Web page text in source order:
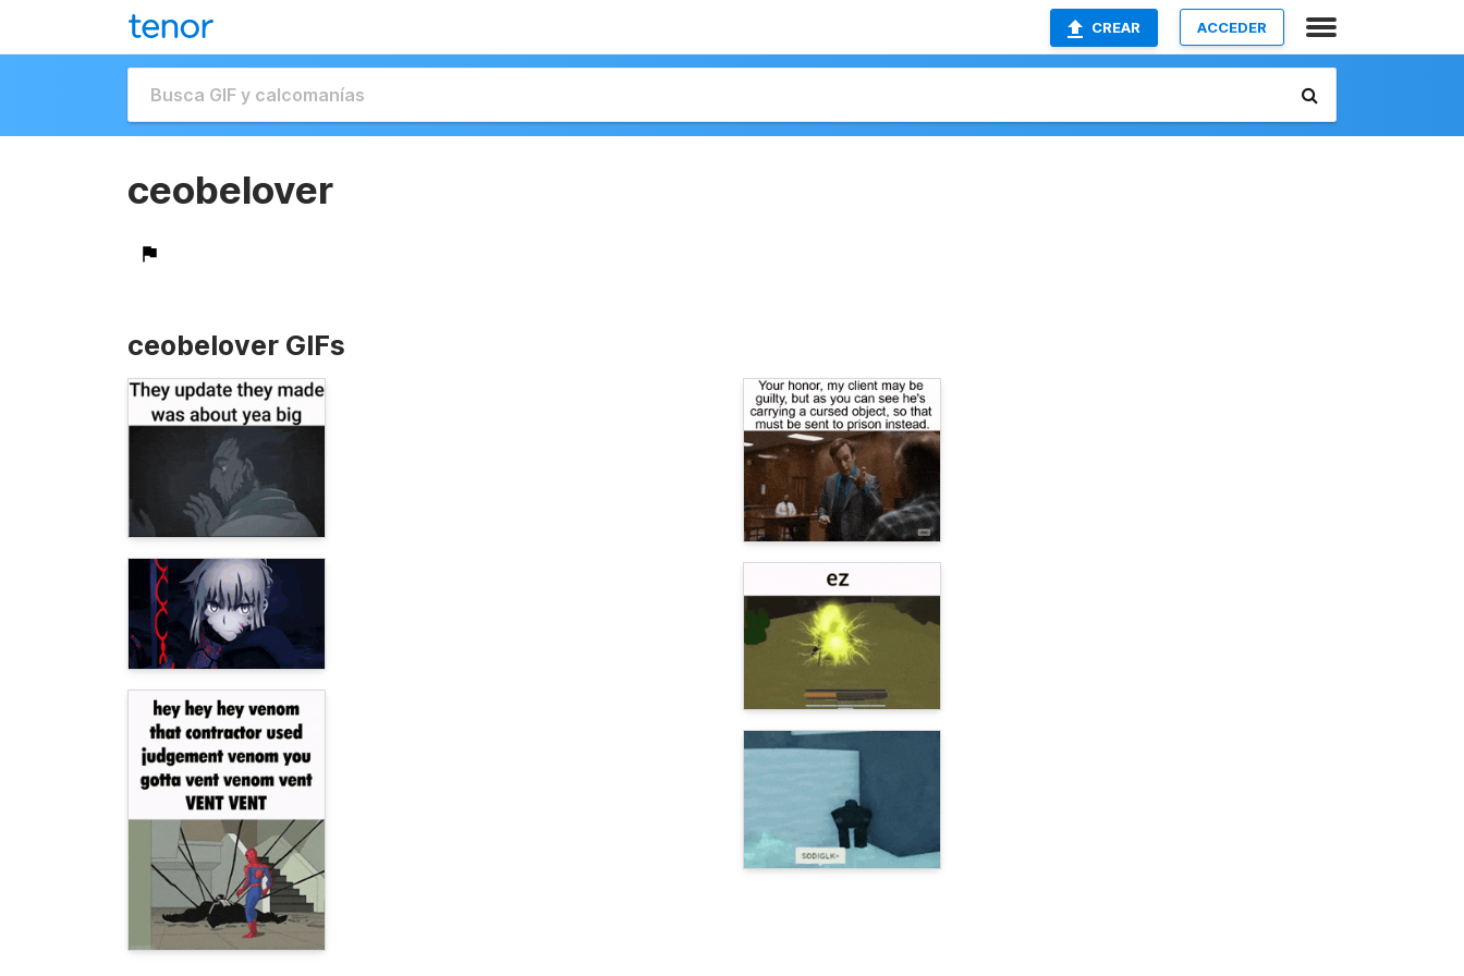
CREAR ACCEDER
ceobelover
ceobelover GIFs